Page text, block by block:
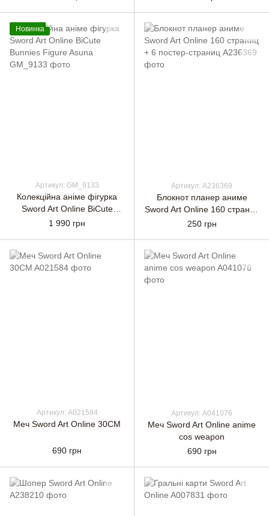
Новинка
Артикул: GM_9133
Колекційна аніме фігурка
Sword Art Online BiCute
Bunnies Figure Asuna
1 990 грн
Артикул: A236369
Блокнот планер аниме
Sword Art Online 160 страниц
+ 6 постер-страниц
250 грн
Артикул: A021584
Меч Sword Art Online 30CM
690 грн
Артикул: A041076
Меч Sword Art Online anime
cos weapon
690 грн